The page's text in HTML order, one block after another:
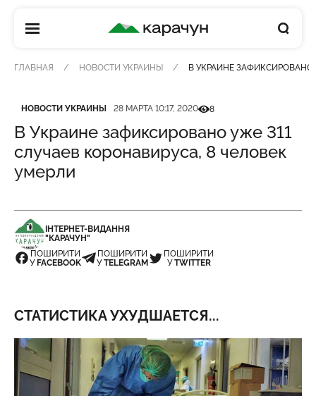
КАРАЧУН
ГЛАВНАЯ НОВОСТИ УКРАИНЫ В УКРАИНЕ ЗАФИКСИРОВАНО
Категория
НОВОСТИ УКРАИНЫ
Дата публикации 28 МАРТА 10:17, 2020Кількість переглядів
8
В Украине зафиксировано уже 311
случаев коронавируса, 8 человек
умерли
ІНТЕРНЕТ-ВИДАННЯ
"КАРАЧУН"
ПОШИРИТИ
У FACEBOOK
ПОШИРИТИ
УTELEGRAM
ПОШИРИТИ
УTWITTER
СТАТИСТИКА УХУДШАЕТСЯ...